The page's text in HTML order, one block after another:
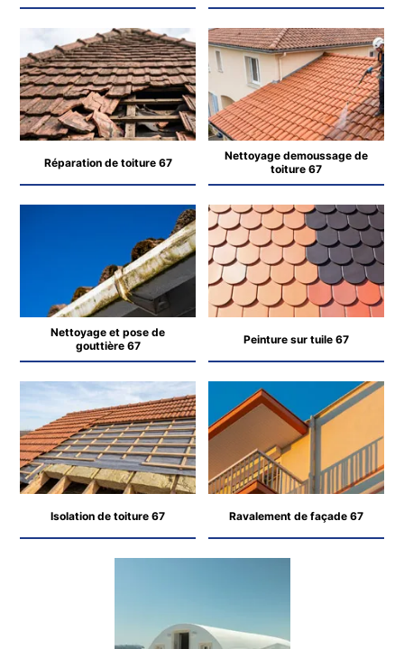
Réparation de toiture 67
Nettoyage demoussage de
toiture 67
Nettoyage et pose de
gouttière 67
Peinture sur tuile 67
Isolation de toiture 67 Ravalement de façade 67